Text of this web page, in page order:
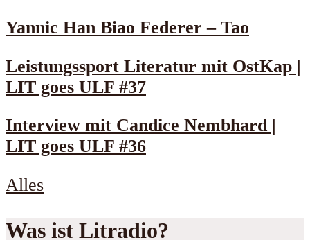
Yannic Han Biao Federer – Tao
Leistungssport Literatur mit OstKap |
LIT goes ULF #37
Interview mit Candice Nembhard |
LIT goes ULF #36
Alles
Was ist Litradio?